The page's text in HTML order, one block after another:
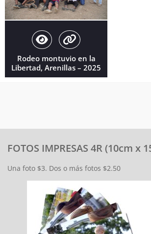
Rodeo montuvio en la
Libertad, Arenillas – 2025
FOTOS IMPRESAS 4R (10cm x
Una foto $3. Dos o más fotos $2.50